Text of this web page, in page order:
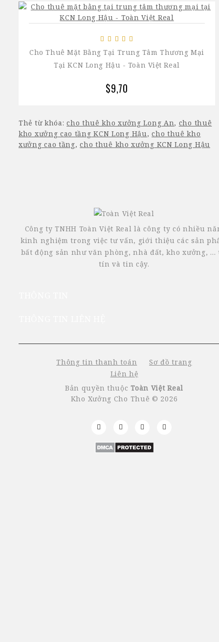
Cho Thuê Mặt Bằng Tại Trung Tâm Thương Mại
Tại KCN Long Hậu - Toàn Việt Real
$9,70
Thẻ từ khóa:cho thuê kho xưởng Long An, cho thuê
kho xưởng cao tầng KCN Long Hậu ,cho thuê kho
xưởng cao tầng,cho thuê kho xưởng KCN Long Hậu
Công ty TNHH Toàn Việt Real là công ty có nhiều
kinh nghiệm trong việc tư vấn, giới thiệu các sản
bất động sản như văn phòng, nhà đất, kho xưởng, ...
tín và tin cậy.
Thông tin thanh toán
Sơ đồ trang
Liên hệ
Bản quyền thuộcToàn Việt Real
Kho Xưởng Cho Thuê © 2026